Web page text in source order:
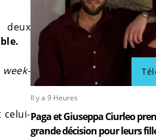
deux
celui-
Il y a 9 Heures
Paga et Giuseppa Ciurleo
grande décision pour leurs